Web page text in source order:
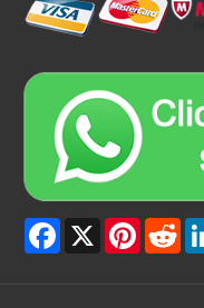
Facebook
X Pinterest